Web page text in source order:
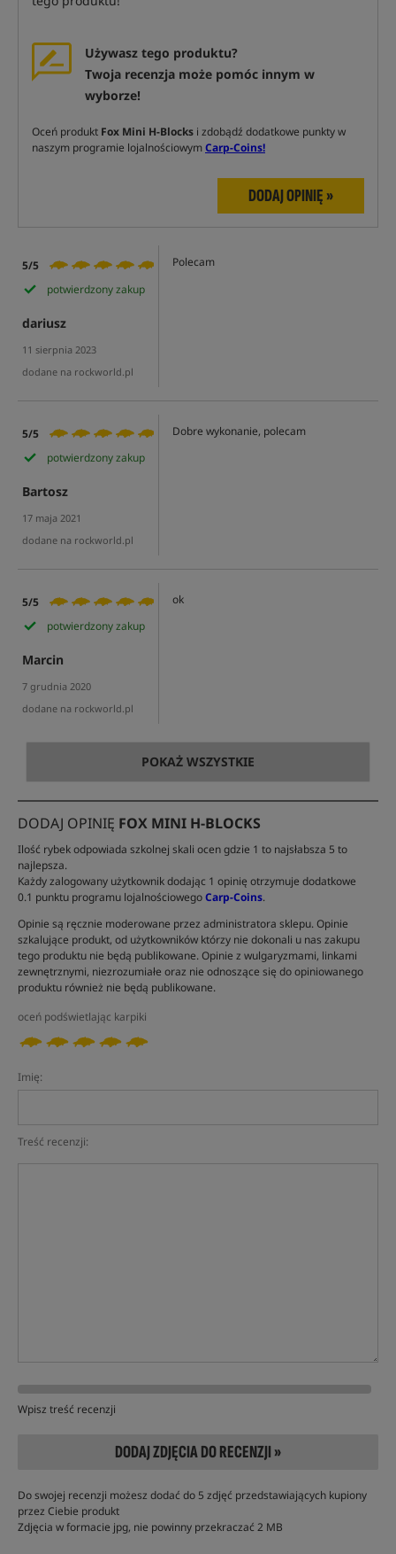
Używasz tego produktu?
Twoja recenzja może pomóc innym w
wyborze!
Oceń produkt Fox Mini H-Blocks i zdobądź dodatkowe punkty w
naszym programie lojalnościowymCarp-Coins!
DODAJ OPINIĘ »
5/5
potwierdzony zakup
dariusz
11 sierpnia 2023
dodane na rockworld.pl
Polecam
5/5
potwierdzony zakup
Bartosz
17 maja 2021
dodane na rockworld.pl
Dobre wykonanie, polecam
5/5
potwierdzony zakup
Marcin
7 grudnia 2020
dodane na rockworld.pl
ok
POKAŻ WSZYSTKIE
DODAJ OPINIĘ FOX MINI H-BLOCKS
Ilość rybek odpowiada szkolnej skali ocen gdzie 1 to najsłabsza 5 to
najlepsza.
Każdy zalogowany użytkownik dodając 1 opinię otrzymuje dodatkowe
0.1 punktu programu lojalnościowegoCarp-Coins.
Opinie są ręcznie moderowane przez administratora sklepu. Opinie
szkalujące produkt, od użytkowników którzy nie dokonali u nas zakupu
tego produktu nie będą publikowane. Opinie z wulgaryzmami, linkami
zewnętrznymi, niezrozumiałe oraz nie odnoszące się do opiniowanego
produktu również nie będą publikowane.
oceń podświetlając karpiki
Imię:
Treść recenzji:
Wpisz treść recenzji
DODAJ ZDJĘCIA DO RECENZJI »
Do swojej recenzji możesz dodać do 5 zdjęć przedstawiających kupiony
przez Ciebie produkt
Zdjęcia w formacie jpg, nie powinny przekraczać 2 MB